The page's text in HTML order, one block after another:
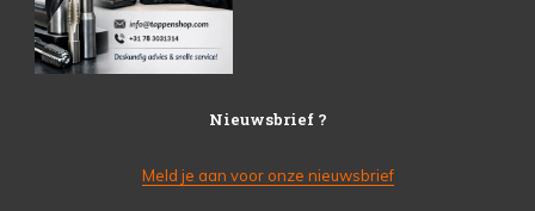
Nieuwsbrief ?
Meld je aan voor onze nieuwsbrief